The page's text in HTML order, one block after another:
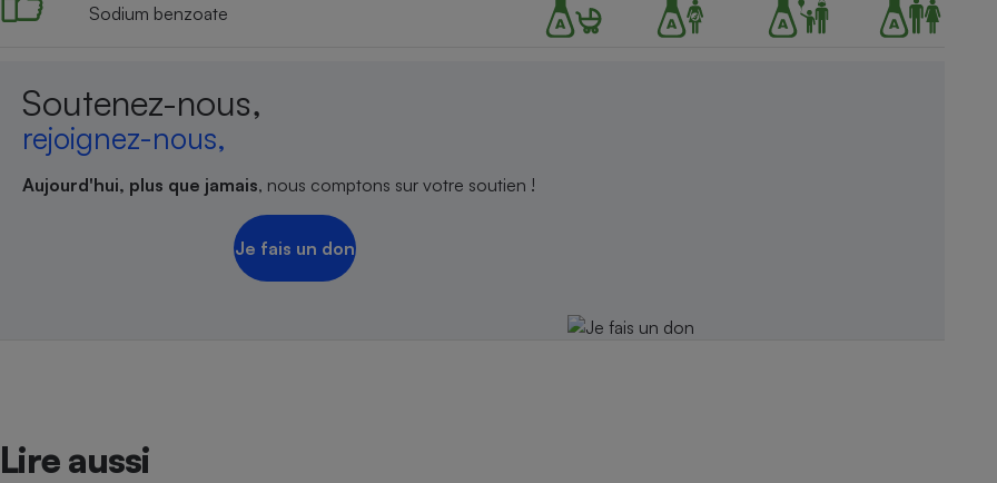
Sodium benzoate
Soutenez-nous,
rejoignez-nous,
Aujourd'hui, plus que jamais, nous comptons sur votre soutien !
Je fais un don
Lire aussi